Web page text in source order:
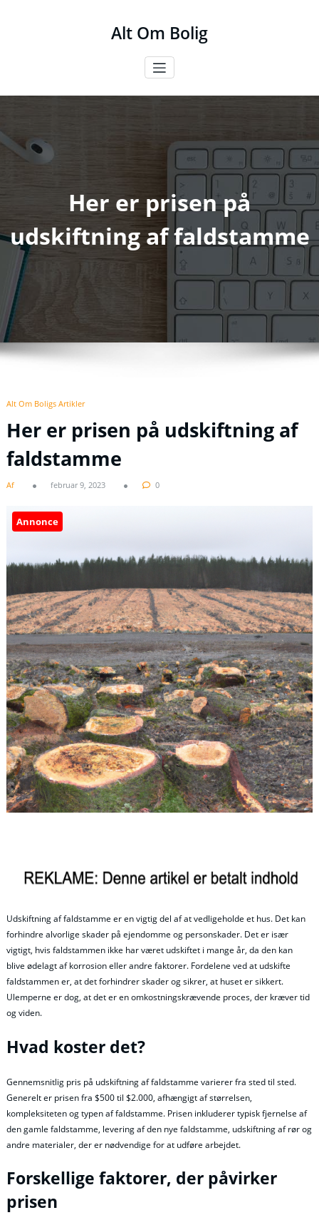
Alt Om Bolig
Her er prisen på
udskiftning af faldstamme
Alt Om Boligs Artikler
Her er prisen på udskiftning af
faldstamme
Af februar 9, 2023 0
Annonce
Udskiftning af faldstamme er en vigtig del af at vedligeholde et hus. Det kan
forhindre alvorlige skader på ejendomme og personskader. Det er især
vigtigt, hvis faldstammen ikke har været udskiftet i mange år, da den kan
blive ødelagt af korrosion eller andre faktorer. Fordelene ved at udskifte
faldstammen er, at det forhindrer skader og sikrer, at huset er sikkert.
Ulemperne er dog, at det er en omkostningskrævende proces, der kræver tid
og viden.
Hvad koster det?
Gennemsnitlig pris på udskiftning af faldstamme varierer fra sted til sted.
Generelt er prisen fra $500 til $2.000, afhængigt af størrelsen,
kompleksiteten og typen af faldstamme. Prisen inkluderer typisk fjernelse af
den gamle faldstamme, levering af den nye faldstamme, udskiftning af rør og
andre materialer, der er nødvendige for at udføre arbejdet.
Forskellige faktorer, der påvirker
prisen